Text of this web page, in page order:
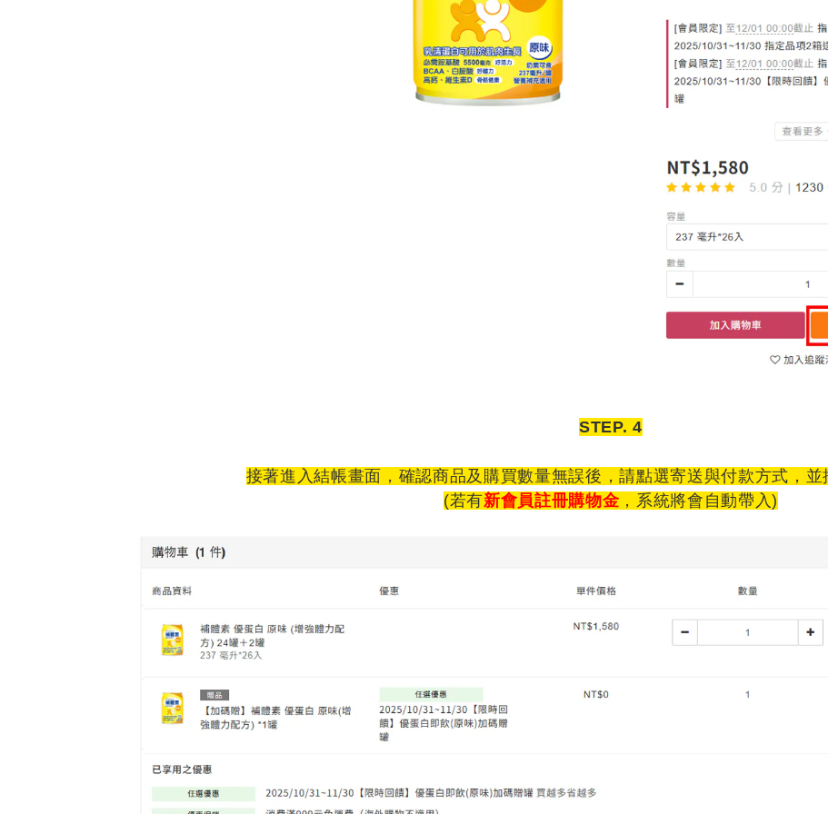
STEP. 4
接著進入結帳畫面，確認商品及購買數量無誤後，請點選寄送與付款方式，並
(若有新會員註冊購物金，系統將會自動帶入)